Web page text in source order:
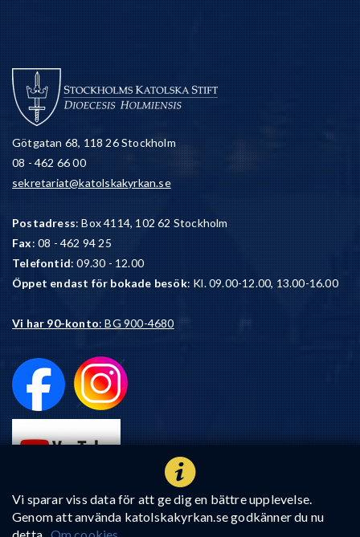
Vi sparar viss data för att ge dig en bättre upplevelse.
Genom att använda katolskakyrkan.se godkänner du nu
Götgatan 68, 118 26 Stockholm
08 - 462 66 00
sekretariat@katolskakyrkan.se
Postadress: Box 4114, 102 62 Stockholm
Fax: 08 - 462 94 25
Telefontid: 09.30 - 12.00
Öppet endast för bokade besök: Kl. 09.00-12.00, 13.00-16.00
Vi har 90-konto: BG 900-4680